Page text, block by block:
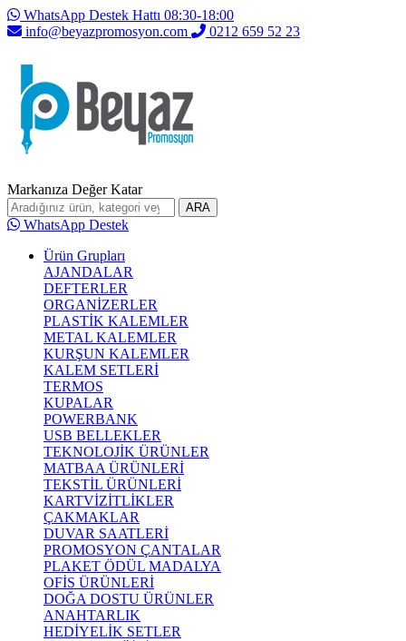
WhatsApp Destek Hattı 08:30-18:00
info@beyazpromosyon.com
0212 659 52 23
Markanıza Değer Katar
ARA
WhatsApp Destek
Ürün Grupları
AJANDALAR
DEFTERLER
ORGANİZERLER
PLASTİK KALEMLER
METAL KALEMLER
KURŞUN KALEMLER
KALEM SETLERİ
TERMOS
KUPALAR
POWERBANK
USB BELLEKLER
TEKNOLOJİK ÜRÜNLER
MATBAA ÜRÜNLERİ
TEKSTİL ÜRÜNLERİ
KARTVİZİTLİKLER
ÇAKMAKLAR
DUVAR SAATLERİ
PROMOSYON ÇANTALAR
PLAKET ÖDÜL MADALYA
OFİS ÜRÜNLERİ
DOĞA DOSTU ÜRÜNLER
ANAHTARLIK
HEDİYELİK SETLER